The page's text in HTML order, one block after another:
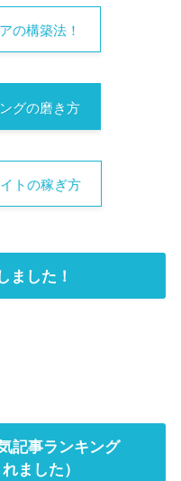
の構築法！
グの磨き方
トの稼ぎ方
ました！
記事ランキング
ました）